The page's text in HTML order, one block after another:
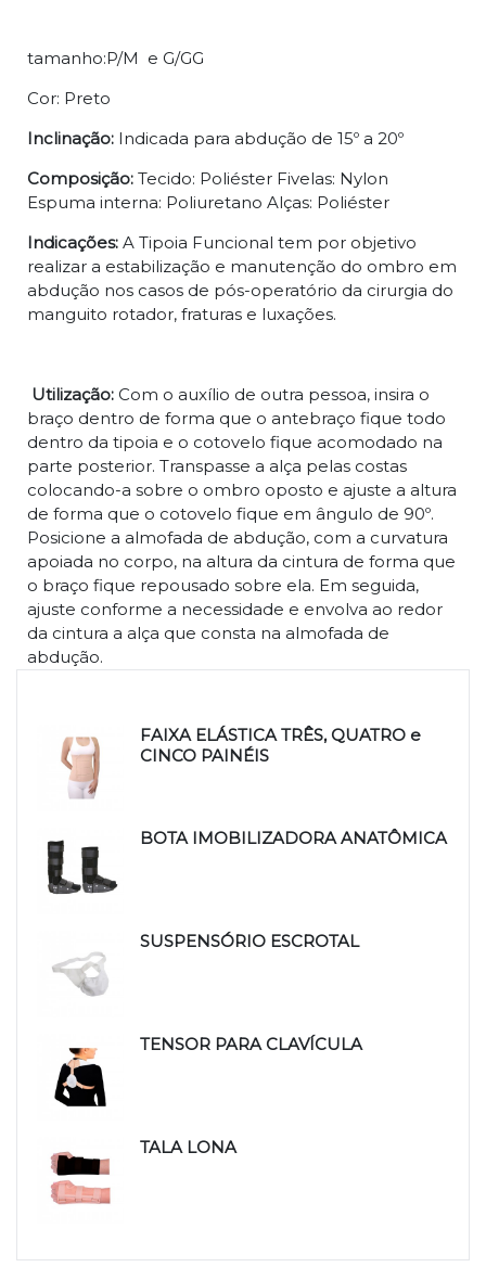
tamanho:P/M e G/GG
Cor: Preto
Inclinação: Indicada para abdução de 15º a 20º
Composição: Tecido: Poliéster Fivelas: Nylon
Espuma interna: Poliuretano Alças: Poliéster
Indicações: A Tipoia Funcional tem por objetivo
realizar a estabilização e manutenção do ombro em
abdução nos casos de pós-operatório da cirurgia do
manguito rotador, fraturas e luxações.
Utilização: Com o auxílio de outra pessoa, insira o
braço dentro de forma que o antebraço fique todo
dentro da tipoia e o cotovelo fique acomodado na
parte posterior. Transpasse a alça pelas costas
colocando-a sobre o ombro oposto e ajuste a altura
de forma que o cotovelo fique em ângulo de 90º.
Posicione a almofada de abdução, com a curvatura
apoiada no corpo, na altura da cintura de forma que
o braço fique repousado sobre ela. Em seguida,
ajuste conforme a necessidade e envolva ao redor
da cintura a alça que consta na almofada de
abdução.
FAIXA ELÁSTICA TRÊS, QUATRO e
CINCO PAINÉIS
BOTA IMOBILIZADORA ANATÔMICA
SUSPENSÓRIO ESCROTAL
TENSOR PARA CLAVÍCULA
TALA LONA